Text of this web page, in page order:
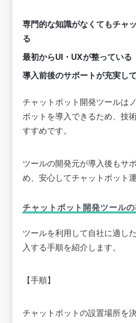
専門的な知識がなくてもチャ
る
最初からUI・UXが整っている
導入前後のサポートが充実し
チャットボット開発ツールは
ボットを導入できるため、技
すすめです。
ツールの開発元が導入後もサ
め、安心してチャットボット
チャットボット開発ツール
ツールを利用して自社に適し
入する手順を紹介します。
【手順】
チャットボットの設置場所を